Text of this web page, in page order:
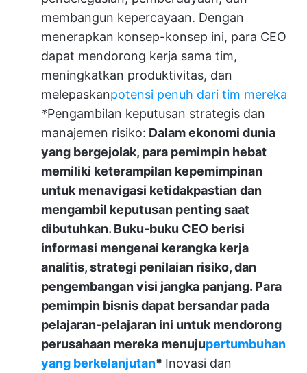
membangun kepercayaan. Dengan
menerapkan konsep-konsep ini, para CEO
dapat mendorong kerja sama tim,
meningkatkan produktivitas, dan
melepaskanpotensi penuh dari tim mereka
*Pengambilan keputusan strategis dan
manajemen risiko: Dalam ekonomi dunia
yang bergejolak, para pemimpin hebat
memiliki keterampilan kepemimpinan
untuk menavigasi ketidakpastian dan
mengambil keputusan penting saat
dibutuhkan. Buku-buku CEO berisi
informasi mengenai kerangka kerja
analitis, strategi penilaian risiko, dan
pengembangan visi jangka panjang. Para
pemimpin bisnis dapat bersandar pada
pelajaran-pelajaran ini untuk mendorong
perusahaan mereka menujupertumbuhan
yang berkelanjutan* Inovasi dan